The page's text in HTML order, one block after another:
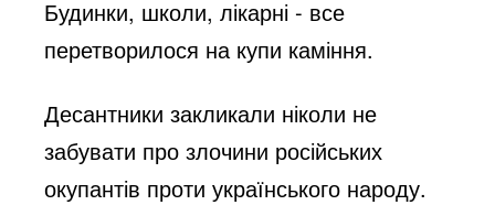
d
e
Будинки, школи, лікарні - все
перетворилося на купи каміння.
Десантники закликали ніколи не
забувати про злочини російських
окупантів проти українського народу.